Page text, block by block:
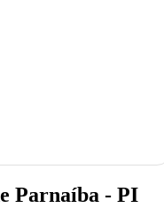
Parnaíba - PI